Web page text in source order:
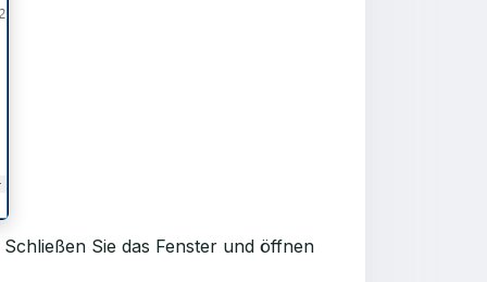
Sie das Fenster und öffnen